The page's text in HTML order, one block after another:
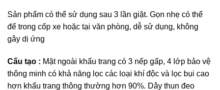
Sản phẩm có thể sử dụng sau 3 lần giặt. Gọn nhẹ có thể
để trong cốp xe hoặc tại văn phòng, dễ sử dụng, không
gây dị ứng
Cấu tạo : Mặt ngoài khẩu trang có 3 nếp gấp, 4 lớp bảo vệ
thông minh có khả năng lọc các loại khí độc và lọc bụi cao
hơn khẩu trang thông thường hơn 90%. Dây thun đeo